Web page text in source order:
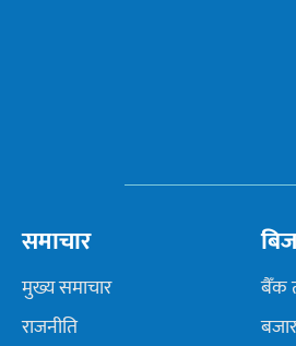
समाचार
मुख्य समाचार
राजनीति
बैँक
बजार